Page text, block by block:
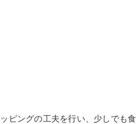
ピングの工夫を行い、少しでも食